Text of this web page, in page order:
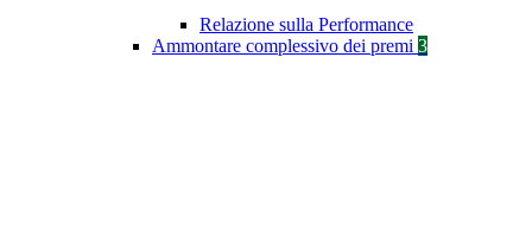
Relazione sulla Performance
Ammontare complessivo dei premi 3